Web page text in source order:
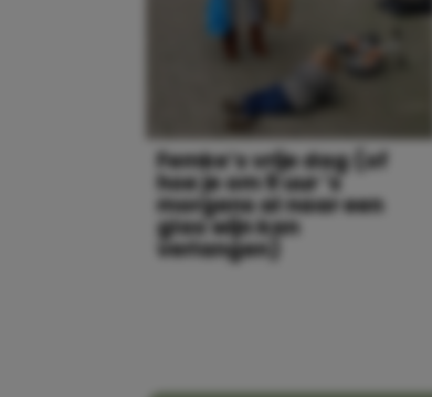
Femke’s vrije dag (of
hoe je om 9 uur ’s
morgens al naar een
glas wijn kan
verlangen)